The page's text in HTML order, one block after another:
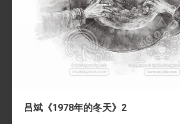
吕斌《1978年的冬天》2